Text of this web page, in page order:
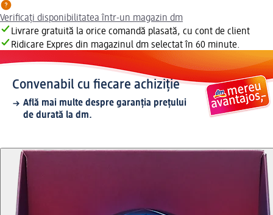
Verificați disponibilitatea într-un magazin dm
Livrare gratuită la orice comandă plasată, cu cont de client
Ridicare Expres din magazinul dm selectat în 60 minute.
Convenabil cu fiecare achiziție
Află mai multe despre garanția prețului
de durată la dm.